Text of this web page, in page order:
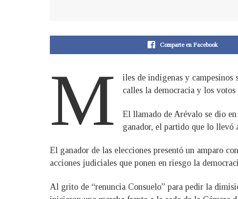
Comparte en Facebook
M
iles de indígenas y campesinos
calles la democracia y los
El llamado de Arévalo se dio
ganador, el partido que lo llevó
El ganador de las elecciones presentó un amparo
acciones judiciales que ponen en riesgo la
Al grito de “renuncia Consuelo” para pedir la